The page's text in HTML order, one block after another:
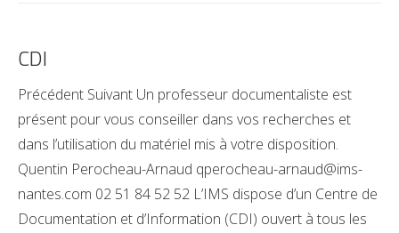
CDI
Précédent Suivant Un professeur documentaliste est
présent pour vous conseiller dans vos recherches et
dans l’utilisation du matériel mis à votre disposition.
Quentin Perocheau-Arnaud qperocheau-arnaud@ims-
nantes.com 02 51 84 52 52 L’IMS dispose d’un Centre de
Documentation et d’Information (CDI) ouvert à tous les